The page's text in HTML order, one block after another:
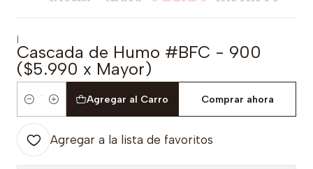
|
Cascada de Humo #BFC - 900
($5.990 x Mayor)
Cantidad
Agregar al Carro Comprar ahora
Agregar a la lista de favoritos